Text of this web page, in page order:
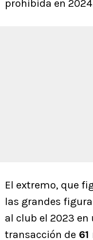
prohibida en
El extremo, que
las grandes
al club el 2023
transacción de